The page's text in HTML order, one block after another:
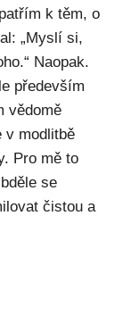
k těm, o
„Myslí si,
Naopak.
především
vědomě
v modlitbě
Pro mě to
se
čistou a